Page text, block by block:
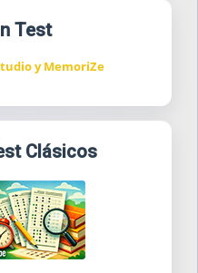
Test
y MemoriZe
Clásicos